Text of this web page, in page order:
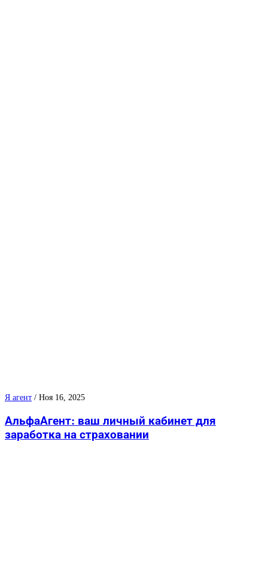
Я агент / Ноя 16, 2025
АльфаАгент: ваш личный кабинет для
заработка на страховании